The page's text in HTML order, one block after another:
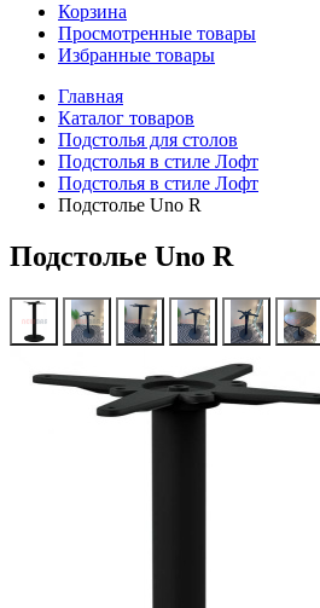
Корзина
Просмотренные товары
Избранные товары
Главная
Каталог товаров
Подстолья для столов
Подстолья в стиле Лофт
Подстолья в стиле Лофт
Подстолье Uno R
Подстолье Uno R